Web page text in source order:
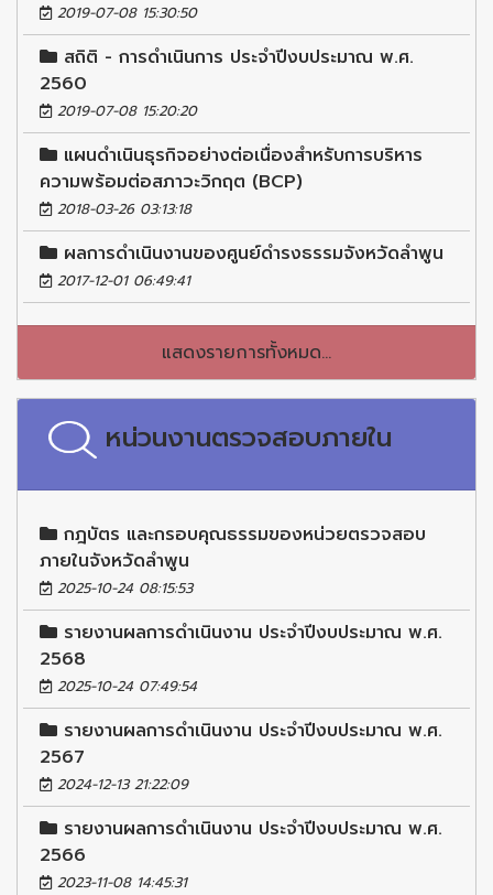
2019-07-08 15:30:50
สถิติ - การดำเนินการ ประจำปีงบประมาณ พ.ศ.
2560
2019-07-08 15:20:20
แผนดำเนินธุรกิจอย่างต่อเนื่องสำหรับการบริหาร
ความพร้อมต่อสภาวะวิกฤต (BCP)
2018-03-26 03:13:18
ผลการดำเนินงานของศูนย์ดำรงธรรมจังหวัดลำพูน
2017-12-01 06:49:41
แสดงรายการทั้งหมด...
หน่วนงานตรวจสอบภายใน
กฎบัตร และกรอบคุณธรรมของหน่วยตรวจสอบ
ภายในจังหวัดลำพูน
2025-10-24 08:15:53
รายงานผลการดำเนินงาน ประจำปีงบประมาณ พ.ศ.
2568
2025-10-24 07:49:54
รายงานผลการดำเนินงาน ประจำปีงบประมาณ พ.ศ.
2567
2024-12-13 21:22:09
รายงานผลการดำเนินงาน ประจำปีงบประมาณ พ.ศ.
2566
2023-11-08 14:45:31